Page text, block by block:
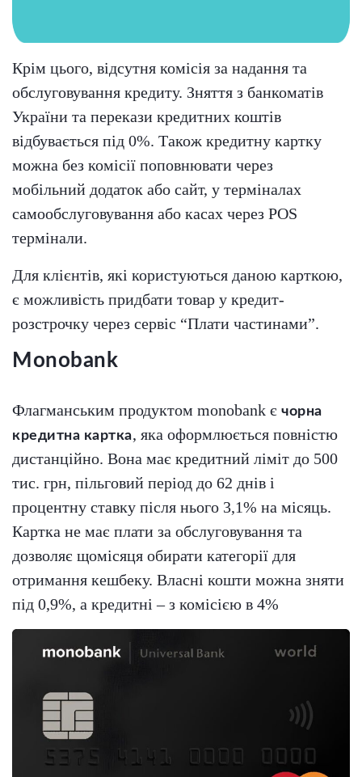
Крім цього, відсутня комісія за надання та
обслуговування кредиту. Зняття з банкоматів
України та перекази кредитних коштів
відбувається під 0%. Також кредитну картку
можна без комісії поповнювати через
мобільний додаток або сайт, у терміналах
самообслуговування або касах через POS
термінали.
Для клієнтів, які користуються даною карткою,
є можливість придбати товар у кредит-
розстрочку через сервіс “Плати частинами”.
Monobank
Флагманським продуктом monobank є чорна
кредитна картка, яка оформлюється повністю
дистанційно. Вона має кредитний ліміт до 500
тис. грн, пільговий період до 62 днів і
процентну ставку після нього 3,1% на місяць.
Картка не має плати за обслуговування та
дозволяє щомісяця обирати категорії для
отримання кешбеку. Власні кошти можна зняти
під 0,9%, а кредитні – з комісією в 4%